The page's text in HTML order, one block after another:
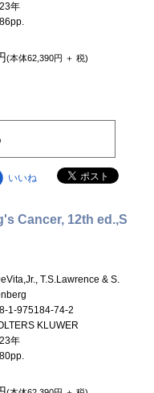
年
(本体62,390円 ＋ 税)
いいね
Cancer, 12th ed.,S
T.S.Lawrence & S.
1-975184-74-2
KLUWER
年